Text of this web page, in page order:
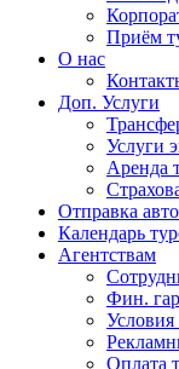
Приём
О нас
Доп. Услуги
Услуги
Аренда
Отправка
Календарь
Агентствам
Фин.
Условия
Оплата